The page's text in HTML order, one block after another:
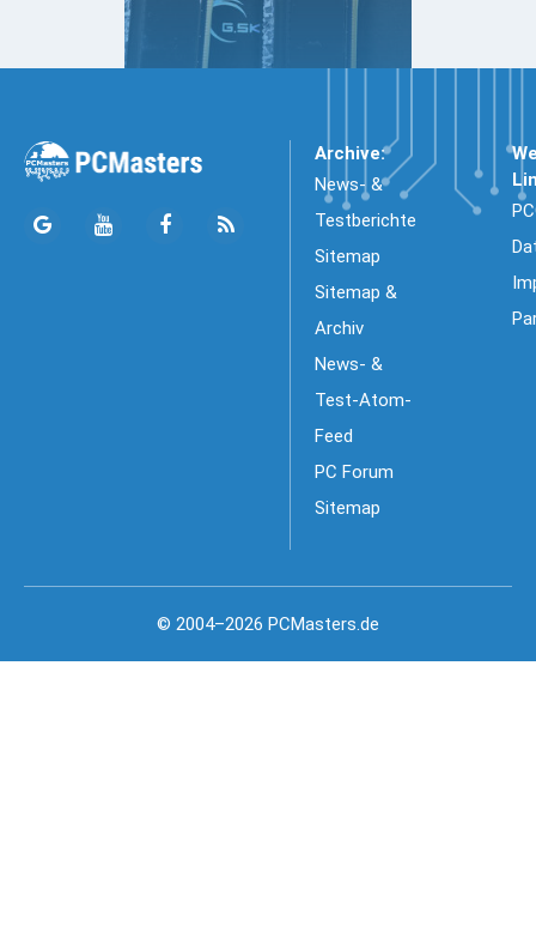
Archive:
News- &
Testberichte
Sitemap
Sitemap &
Archiv
News- &
Test-Atom-
Feed
PC Forum
Sitemap
© 2004–2026 PCMasters.de